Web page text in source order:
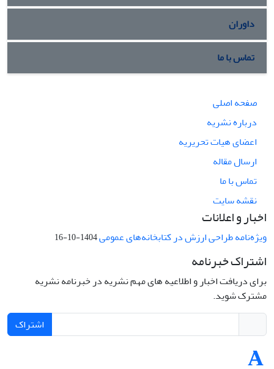
داوران
تماس با ما
صفحه اصلی
درباره نشریه
اعضای هیات تحریریه
ارسال مقاله
تماس با ما
نقشه سایت
اخبار و اعلانات
ویژه‌نامه طراحی ارزش در کتابخانه‌های عمومی1404-10-16
اشتراک خبرنامه
برای دریافت اخبار و اطلاعیه های مهم نشریه در خبرنامه نشریه
مشترک شوید.
اشتراک